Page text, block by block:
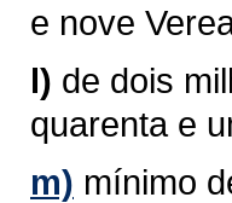
e nove
l) de dois
quarenta e
m) mínimo